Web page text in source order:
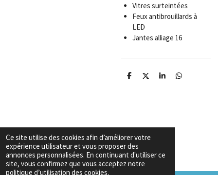
Ce site utilise des cookies afin d’améliorer votre
expérience utilisateur et vous proposer des
annonces personnalisées. En continuant d'utiliser ce
site, vous confirmez que vous acceptez notre
politique d’utilisation des cookies.
Vitres surteintées
Feux antibrouillards à
LED
Jantes alliage 16
P
r
P
r
P
r
P
Garanties & Conditions
Copyright© 2026 Export voiture algerie